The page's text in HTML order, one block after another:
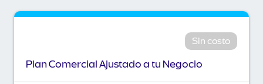
Sin costo
Plan Comercial Ajustado a tu Negocio